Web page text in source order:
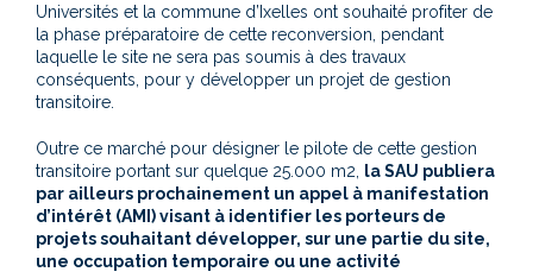
Universités et la commune d’Ixelles ont souhaité profiter de
la phase préparatoire de cette reconversion, pendant
laquelle le site ne sera pas soumis à des travaux
conséquents, pour y développer un projet de gestion
transitoire.
Outre ce marché pour désigner le pilote de cette gestion
transitoire portant sur quelque 25.000 m2,
la SAU publiera
par ailleurs prochainement un appel à manifestation
d’intérêt (AMI) visant à identifier les porteurs de
projets souhaitant développer, sur une partie du site,
une occupation temporaire ou une activité